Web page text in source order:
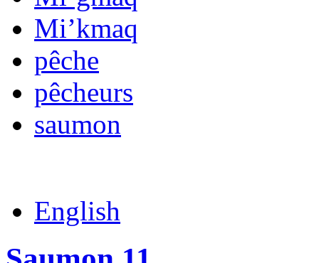
Mi’kmaq
pêche
pêcheurs
saumon
English